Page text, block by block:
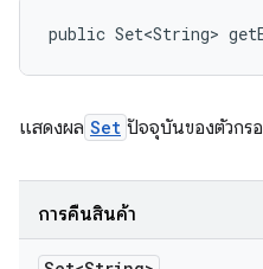
public Set<String>
แสดงผล Set ปัจจุบันของตัวกร
การคืนสินค้า